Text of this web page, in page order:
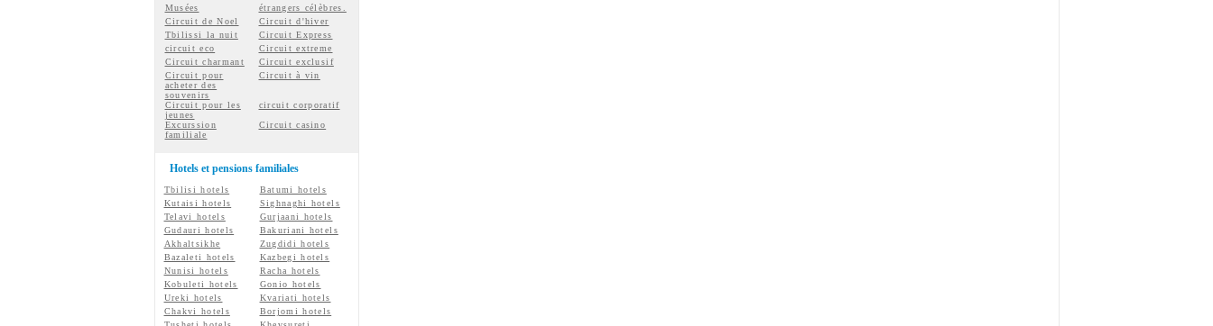
Musées
étrangers célèbres.
Circuit de Noel
Circuit d'hiver
Tbilissi la nuit
Circuit Express
circuit eco
Circuit extreme
Circuit charmant
Circuit exclusif
Circuit pour
acheter des
souvenirs
Circuit à vin
Circuit pour les
jeunes
circuit corporatif
Excurssion
familiale
Circuit casino
Hotels et pensions familiales
Tbilisi hotels
Batumi hotels
Kutaisi hotels
Sighnaghi hotels
Telavi hotels
Gurjaani hotels
Gudauri hotels
Bakuriani hotels
Akhaltsikhe
Zugdidi hotels
Bazaleti hotels
Kazbegi hotels
Nunisi hotels
Racha hotels
Kobuleti hotels
Gonio hotels
Ureki hotels
Kvariati hotels
Chakvi hotels
Borjomi hotels